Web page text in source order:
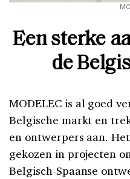
Een sterke
de
MODELEC is al goed
Belgische markt en
en ontwerpers aan.
gekozen in projecten
Belgisch-Spaanse